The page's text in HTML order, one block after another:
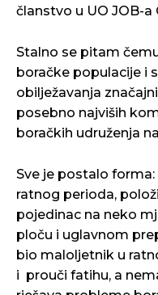
članstvo u UO JOB-a
Stalno se pitam
boračke populacije i
obilježavanja
posebno najviših
boračkih udruženja
Sve je postalo
ratnog perioda,
pojedinac na neko
ploču i uglavnom
bio maloljetnik u
i prouči fatihu, a